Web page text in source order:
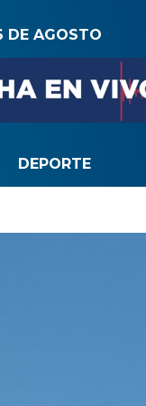
DE AGOSTO
DEPORTE